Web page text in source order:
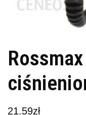
21.59zł